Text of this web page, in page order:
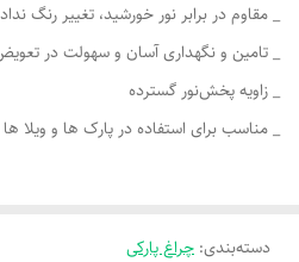
_ مقاوم در برابر نور خورشید، تغییر رنگ
_ تامین و نگهداری آسان و سهولت در
_ زاویه پخش‌نور گسترده
_ مناسب برای استفاده در پارک ها و ویلا
دسته‌بندی: چراغ پارکی